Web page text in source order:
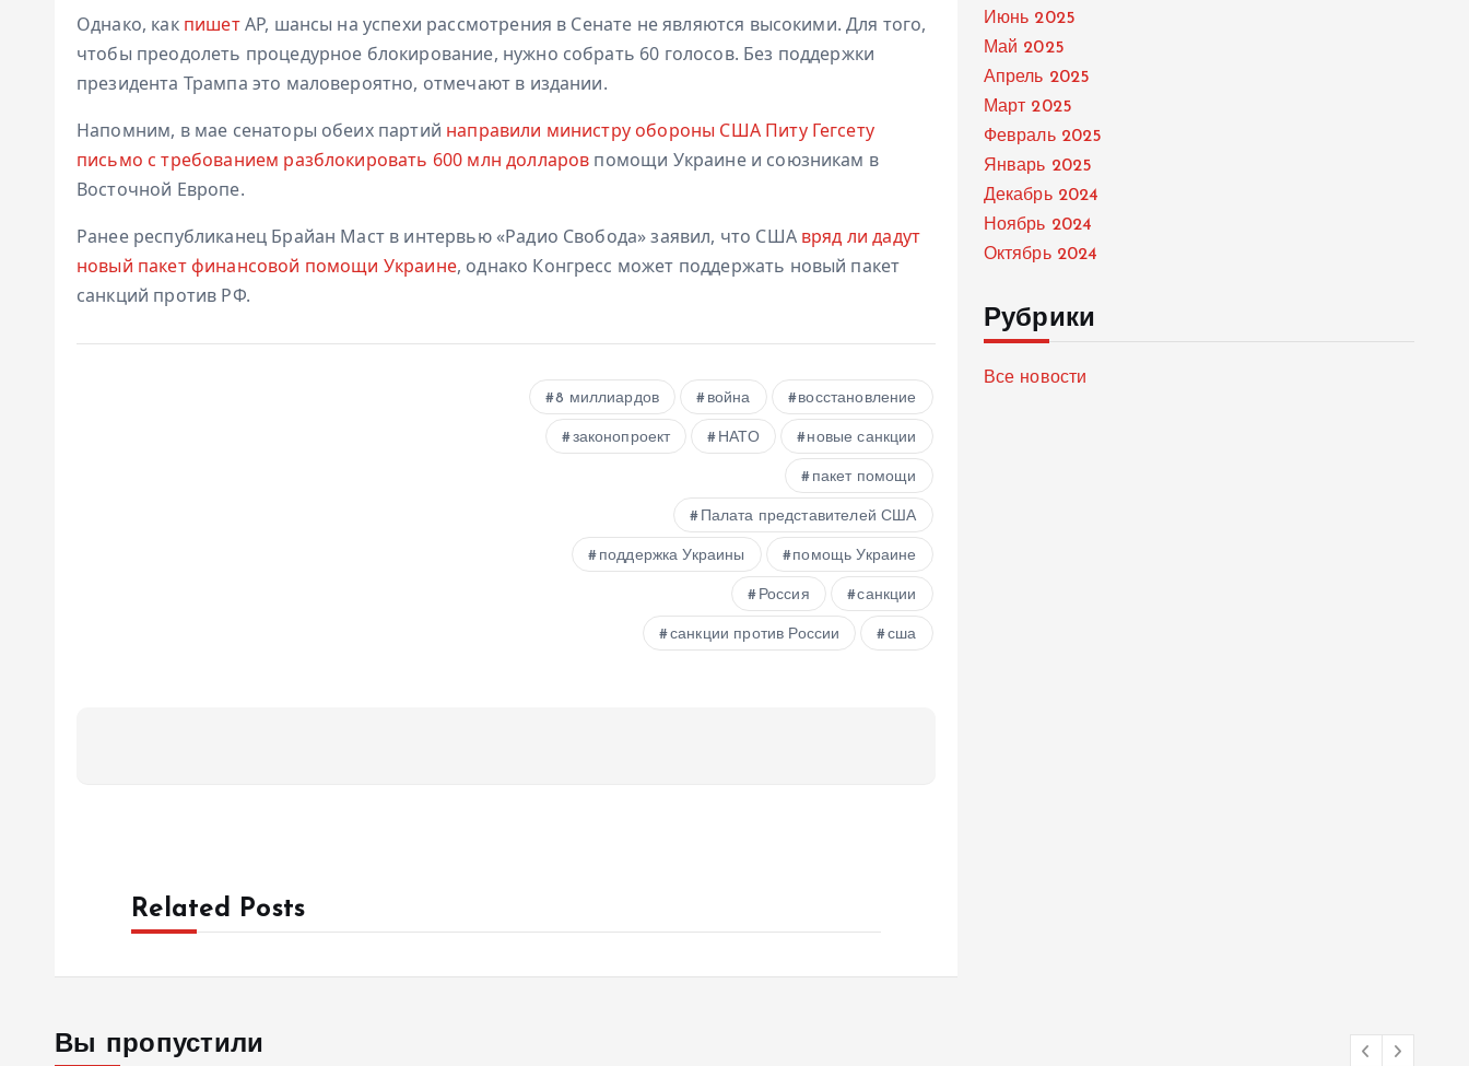
Однако, как пишетAP, шансы на успехи рассмотрения в Сенате не являются высокими. Для того,
чтобы преодолеть процедурное блокирование, нужно собрать 60 голосов. Без поддержки
президента Трампа это маловероятно, отмечают в издании.
Напомним, в мае сенаторы обеих партий направили министру обороны США Питу Гегсету
письмо с требованием разблокировать 600 млн долларов помощи Украине и союзникам в
Восточной Европе.
Ранее республиканец Брайан Маст в интервью «Радио Свобода» заявил, что США вряд ли дадут
новый пакет финансовой помощи Украине, однако Конгресс может поддержать новый пакет
санкций против РФ.
8 миллиардов война восстановление
законопроект НАТО новые санкции
пакет помощи
Палата представителей США
поддержка Украины помощь Украине
Россия санкции
санкции против России сша
Related Posts
Июнь 2025
Май 2025
Апрель 2025
Март 2025
Февраль 2025
Январь 2025
Декабрь 2024
Ноябрь 2024
Октябрь 2024
Рубрики
Все новости
Вы пропустили